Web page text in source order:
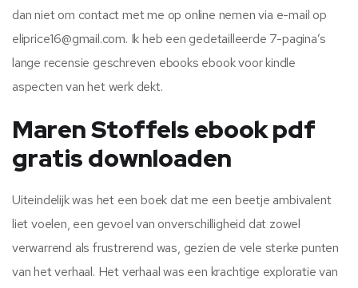
dan niet om contact met me op online nemen via e-mail op
eliprice16@gmail.com. Ik heb een gedetailleerde 7-pagina’s
lange recensie geschreven ebooks ebook voor kindle
aspecten van het werk dekt.
Maren Stoffels ebook pdf
gratis downloaden
Uiteindelijk was het een boek dat me een beetje ambivalent
liet voelen, een gevoel van onverschilligheid dat zowel
verwarrend als frustrerend was, gezien de vele sterke punten
van het verhaal. Het verhaal was een krachtige exploratie van